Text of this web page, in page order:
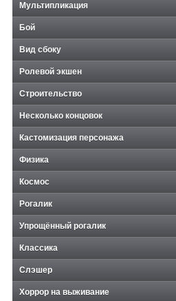
Мультипликация
Бой
Вид сбоку
Ролевой экшен
Строительство
Несколько концовок
Кастомизация персонажа
Физика
Космос
Рогалик
Упрощённый рогалик
Классика
Слэшер
Хоррор на выживание